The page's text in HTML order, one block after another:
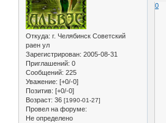
Откуда: г. Челябинск Советский
раен ул
Зарегистрирован: 2005-08-31
Приглашений: 0
Сообщений: 225
Уважение: [+0/-0]
Позитив: [+0/-0]
Возраст: 36 [1990-01-27]
Провел на форуме:
Не определено
0